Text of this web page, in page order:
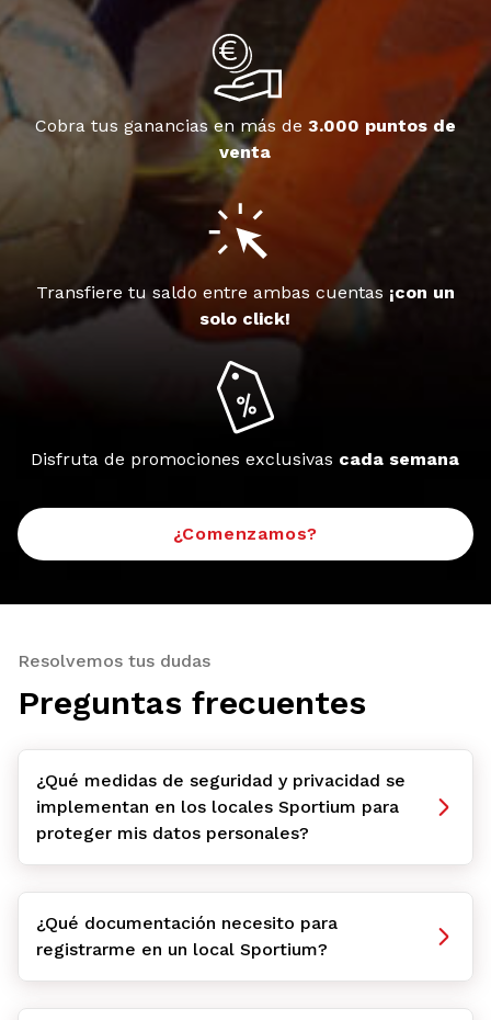
Cobra tus ganancias en más de 3.000 puntos de
venta
Transfiere tu saldo entre ambas cuentas ¡con un
solo click!
Disfruta de promociones exclusivas cada semana
¿Comenzamos?
Resolvemos tus dudas
Preguntas frecuentes
¿Qué medidas de seguridad y privacidad se
implementan en los locales Sportium para
proteger mis datos personales?
¿Qué documentación necesito para
registrarme en un local Sportium?